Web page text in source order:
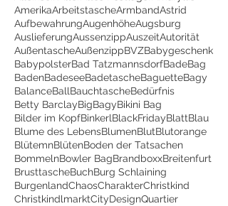
AmerikaArbeitstascheArmbandAstrid
AufbewahrungAugenhöheAugsburg
AuslieferungAussenzippAuszeitAutorität
AußentascheAußenzippBVZBabygeschenk
BabypolsterBad TatzmannsdorfBadeBag
BadenBadeseeBadetascheBaguetteBagy
BalanceBallBauchtascheBedürfnis
Betty BarclayBigBagyBikini Bag
Bilder im KopfBinkerlBlackFridayBlattBlau
Blume des LebensBlumenBlutBlutorange
BlütemnBlütenBoden der Tatsachen
BommelnBowler BagBrandboxxBreitenfurt
BrusttascheBuchBurg Schlaining
BurgenlandChaosCharakterChristkind
ChristkindlmarktCityDesignQuartier